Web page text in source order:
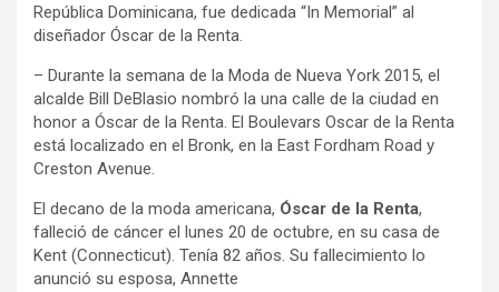
República Dominicana, fue dedicada “In Memorial” al
diseñador Óscar de la Renta.
– Durante la semana de la Moda de Nueva York 2015, el
alcalde Bill DeBlasio nombró la una calle de la ciudad en
honor a Óscar de la Renta. El Boulevars Oscar de la Renta
está localizado en el Bronk, en la East Fordham Road y
Creston Avenue.
El decano de la moda americana, Óscar de la Renta,
falleció de cáncer el lunes 20 de octubre, en su casa de
Kent (Connecticut). Tenía 82 años. Su fallecimiento lo
anunció su esposa, Annette